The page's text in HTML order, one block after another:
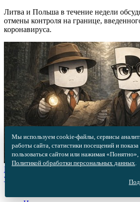
Литва и Польша в течение недели
отмены контроля на границе,
коронавируса.
В Эстонии предложили «вспомнить
уборку урожая школьников
Мы используем cookie-файлы, сервисы
работы сайта, статистики посещений и
пользоваться сайтом или нажимая «Понятно»,
Политикой обработки персональных данных.